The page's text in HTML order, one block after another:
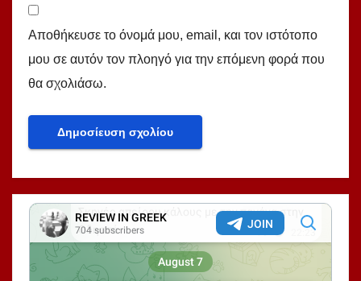
Αποθήκευσε το όνομά μου, email, και τον ιστότοπο
μου σε αυτόν τον πλοηγό για την επόμενη φορά που
θα σχολιάσω.